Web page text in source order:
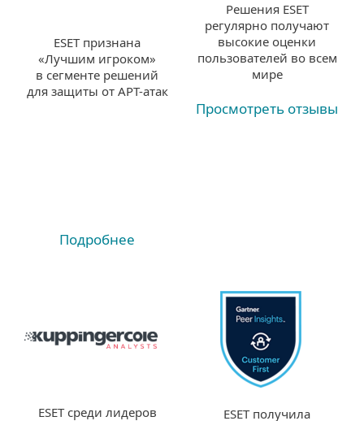
ESET признана
«Лучшим игроком»
в сегменте решений
для защиты от APT-атак
Подробнее
Решения ESET
регулярно получают
высокие оценки
пользователей во всем
мире
Просмотреть отзывы
ESET среди лидеров
ESET получила